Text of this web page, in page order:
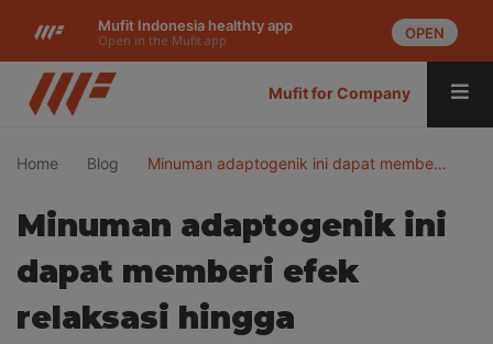
Mufit Indonesia healthty app
Open in the Mufit app OPEN
Mufit for Company
Home Blog Minuman adaptogenik ini dapat membe…
Minuman adaptogenik ini
dapat memberi efek
relaksasi hingga